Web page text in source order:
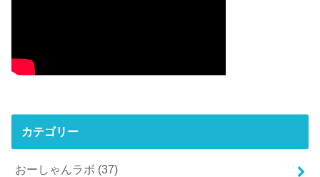
カテゴリー
おーしゃんラボ (37)